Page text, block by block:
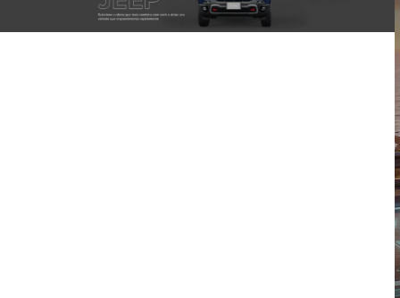
templates.template-